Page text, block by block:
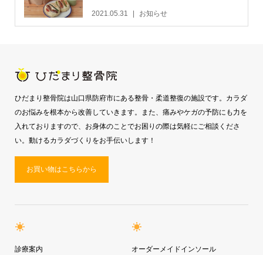
2021.05.31 お知らせ
ひだまり整骨院は山口県防府市にある整骨・柔道整復の施設です。カラダ
のお悩みを根本から改善していきます。また、痛みやケガの予防にも力を
入れておりますので、お身体のことでお困りの際は気軽にご相談くださ
い。動けるカラダづくりをお手伝いします！
お買い物はこちらから
診療案内 オーダーメイドインソール